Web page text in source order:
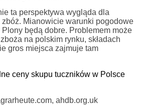
ta perspektywa wygląda dla
Mianowicie warunki pogodowe
będą dobre. Problemem może
na polskim rynku, składach
gros miejsca zajmuje tam
ceny skupu tuczników w Polsce
ahdb.org.uk